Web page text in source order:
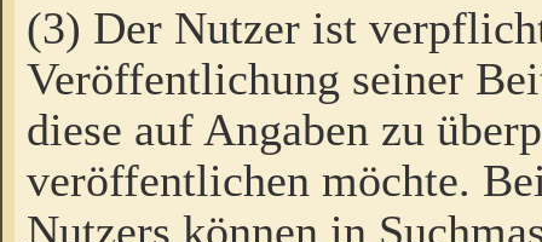
(3) Der Nutzer ist
Veröffentlichung seiner
diese auf Angaben zu
veröffentlichen möchte.
Nutzers können in